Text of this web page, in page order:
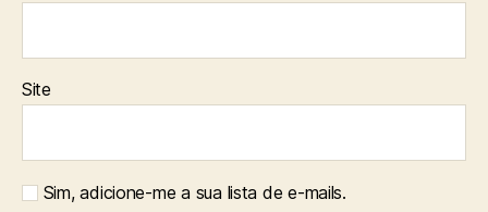
Site
Sim, adicione-me a sua lista de e-mails.